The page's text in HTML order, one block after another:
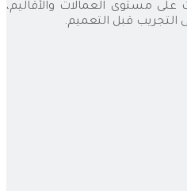
على مستوى العمالات والأقاليم،
التجريب قبل التعميم.